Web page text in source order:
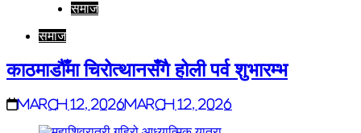
समाज
समाज
काठमाडौँमा चिरोत्थानसँगै होली पर्व शुभारम्भ
March 12, 2026March 12, 2026